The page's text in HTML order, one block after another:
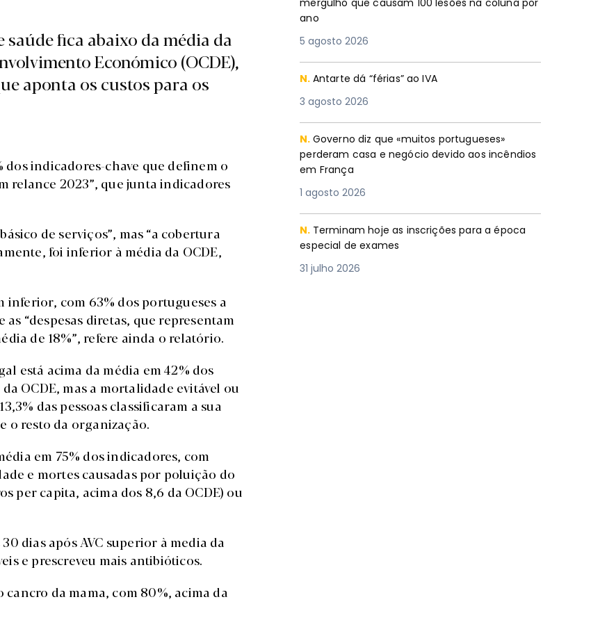
saúde fica abaixo da média da
Económico (OCDE),
aponta os custos para os
dos indicadores-chave que definem o
relance 2023”, que junta indicadores
de serviços”, mas “a cobertura
foi inferior à média da OCDE,
inferior, com 63% dos portugueses a
as “despesas diretas, que representam
de 18%”, refere ainda o relatório.
está acima da média em 42% dos
OCDE, mas a mortalidade evitável ou
das pessoas classificaram a sua
o resto da organização.
em 75% dos indicadores, com
e mortes causadas por poluição do
per capita, acima dos 8,6 da OCDE) ou
dias após AVC superior à media da
e prescreveu mais antibióticos.
da mama, com 80%, acima da
mergulho que causam 100 lesões na coluna por
ano
5 agosto 2026
N. Antarte dá “férias” ao IVA
3 agosto 2026
N. Governo diz que «muitos portugueses»
perderam casa e negócio devido aos incêndios
em França
1 agosto 2026
N. Terminam hoje as inscrições para a época
especial de exames
31 julho 2026